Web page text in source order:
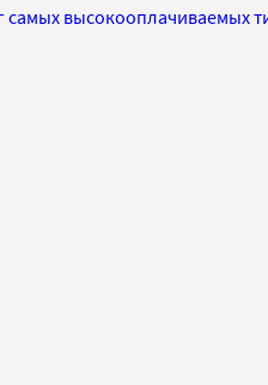
высокооплачиваемых